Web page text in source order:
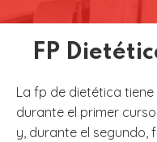
FP
La fp de dietética
durante el primer
y, durante el segundo,